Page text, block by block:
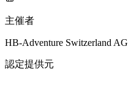
主催者
HB-Adventure Switzerland AG
認定提供元